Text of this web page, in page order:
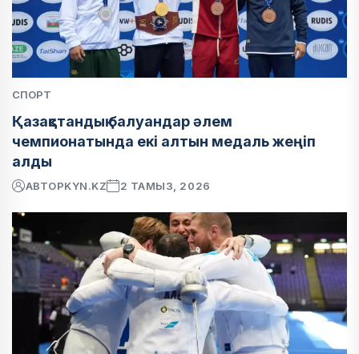
СПОРТ
Қазақстандық балуандар әлем
чемпионатында екі алтын медаль жеңіп
алды
АВТОРKYN.KZ 2 ТАМЫЗ, 2026